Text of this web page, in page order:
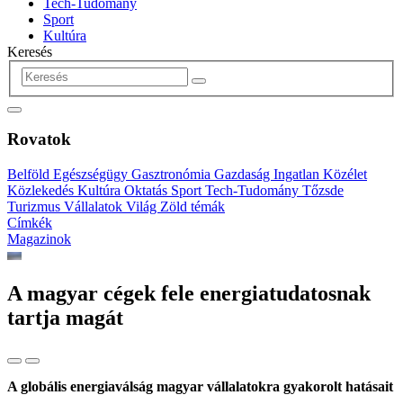
Tech-Tudomány
Sport
Kultúra
Keresés
Rovatok
Belföld Egészségügy Gasztronómia Gazdaság Ingatlan Közélet
Közlekedés Kultúra Oktatás Sport Tech-Tudomány Tőzsde
Turizmus Vállalatok Világ Zöld témák
Címkék
Magazinok
A magyar cégek fele energiatudatosnak
tartja magát
A globális energiaválság magyar vállalatokra gyakorolt hatásait